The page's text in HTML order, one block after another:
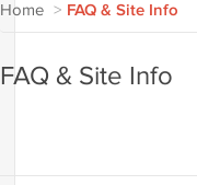
Home > FAQ & Site Info
FAQ & Site Info